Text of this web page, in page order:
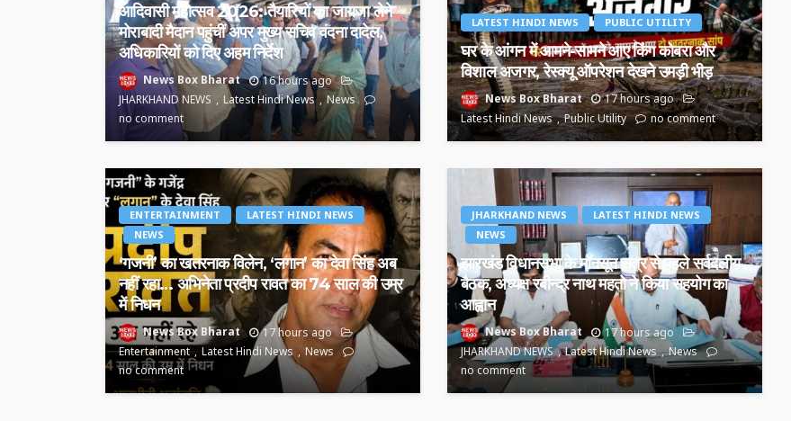
आदिवासी महोत्सव 2026: तैयारियों का जायजा लेने
मोराबादी मैदान पहुंचीं अपर मुख्य सचिव वंदना दादेल,
अधिकारियों को दिए अहम निर्देश
News Box Bharat
16 hours ago
JHARKHAND NEWS
Latest Hindi News
News
no comment
LATEST HINDI NEWS PUBLIC UTILITY
घर के आंगन में आमने-सामने आए किंग कोबरा और
विशाल अजगर, रेस्क्यू ऑपरेशन देखने उमड़ी भीड़
News Box Bharat
17 hours ago
Latest Hindi News
Public Utility no comment
ENTERTAINMENT
LATEST HINDI NEWS
NEWS
‘गजनी’ का खतरनाक विलेन, ‘लगान’ का देवा सिंह अब
नहीं रहा… अभिनेता प्रदीप रावत का 74 साल की उम्र
में निधन
News Box Bharat
17 hours ago
Entertainment
Latest Hindi News
News
no comment
JHARKHAND NEWS
LATEST HINDI NEWS
NEWS
झारखंड विधानसभा के मॉनसून सत्र से पहले सर्वदलीय
बैठक, अध्यक्ष रबीन्द्र नाथ महतो ने किया सहयोग का
आह्वान
News Box Bharat
17 hours ago
JHARKHAND NEWS
Latest Hindi News
News
no comment